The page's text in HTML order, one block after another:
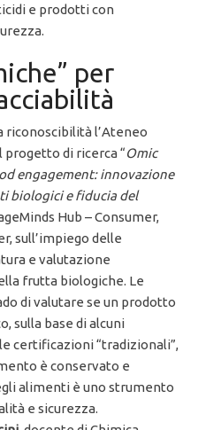
e prodotti con
per
riconoscibilità l’Ateneo
di ricerca “Omic
engagement: innovazione
biologici e fiducia del
Hub – Consumer,
sull’impiego delle
e valutazione
frutta biologiche. Le
di valutare se un prodotto
sulla base di alcuni
certificazioni “tradizionali”,
è conservato e
alimenti è uno strumento
e sicurezza.